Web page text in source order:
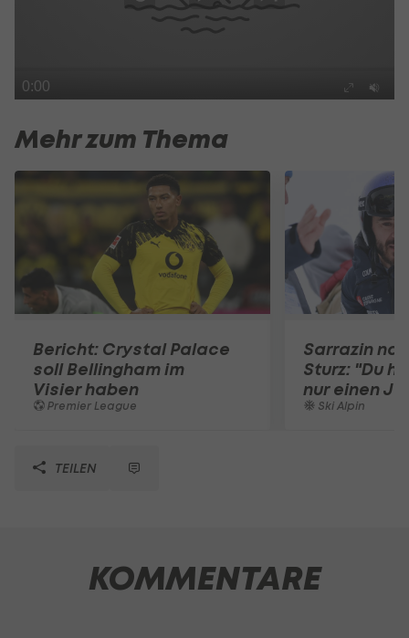
Mehr zum Thema
Bericht: Crystal Palace
soll Bellingham im
Visier haben
Premier League
Sarrazin
Sturz: "Du
nur einen
Ski Alpin
TEILEN
KOMMENTARE